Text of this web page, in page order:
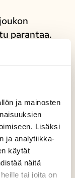
ja mainosten
Lisäksi
ja analytiikka-
käytät
näitä
tai joita on
parantaa.
synkkää
tuhansista
vaan
ja